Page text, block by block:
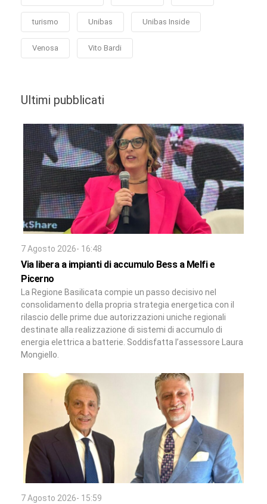
turismo Unibas Unibas Inside
Venosa Vito Bardi
Ultimi pubblicati
7 Agosto 2026- 16:48
Via libera a impianti di accumulo Bess a Melfi e
Picerno
La Regione Basilicata compie un passo decisivo nel
consolidamento della propria strategia energetica con il
rilascio delle prime due autorizzazioni uniche regionali
destinate alla realizzazione di sistemi di accumulo di
energia elettrica a batterie. Soddisfatta l’assessore Laura
Mongiello.
7 Agosto 2026- 15:59